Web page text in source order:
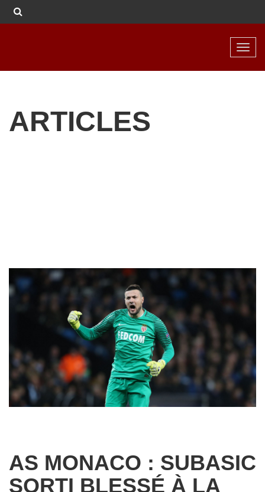
ARTICLES
AS MONACO : SUBASIC
SORTI BLESSÉ À LA